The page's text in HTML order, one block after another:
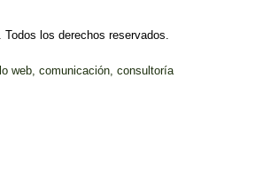
los derechos reservados.